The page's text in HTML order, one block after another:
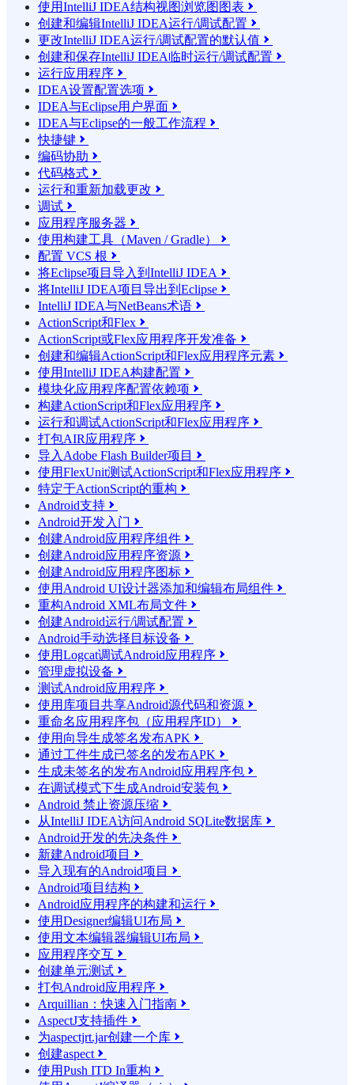
使用IntelliJ IDEA结构视图浏览图图表 
创建和编辑IntelliJ IDEA运行/调试配置 
更改IntelliJ IDEA运行/调试配置的默认值 
创建和保存IntelliJ IDEA临时运行/调试配置 
运行应用程序 
IDEA设置配置选项 
IDEA与Eclipse用户界面 
IDEA与Eclipse的一般工作流程 
快捷键 
编码协助 
代码格式 
运行和重新加载更改 
调试 
应用程序服务器 
使用构建工具（Maven / Gradle） 
配置 VCS 根 
将Eclipse项目导入到IntelliJ IDEA 
将IntelliJ IDEA项目导出到Eclipse 
IntelliJ IDEA与NetBeans术语 
ActionScript和Flex 
ActionScript或Flex应用程序开发准备 
创建和编辑ActionScript和Flex应用程序元素 
使用IntelliJ IDEA构建配置 
模块化应用程序配置依赖项 
构建ActionScript和Flex应用程序 
运行和调试ActionScript和Flex应用程序 
打包AIR应用程序 
导入Adobe Flash Builder项目 
使用FlexUnit测试ActionScript和Flex应用程序 
特定于ActionScript的重构 
Android支持 
Android开发入门 
创建Android应用程序组件 
创建Android应用程序资源 
创建Android应用程序图标 
使用Android UI设计器添加和编辑布局组件 
重构Android XML布局文件 
创建Android运行/调试配置 
Android手动选择目标设备 
使用Logcat调试Android应用程序 
管理虚拟设备 
测试Android应用程序 
使用库项目共享Android源代码和资源 
重命名应用程序包（应用程序ID） 
使用向导生成签名发布APK 
通过工件生成已签名的发布APK 
生成未签名的发布Android应用程序包 
在调试模式下生成Android安装包 
Android 禁止资源压缩 
从IntelliJ IDEA访问Android SQLite数据库 
Android开发的先决条件 
新建Android项目 
导入现有的Android项目 
Android项目结构 
Android应用程序的构建和运行 
使用Designer编辑UI布局 
使用文本编辑器编辑UI布局 
应用程序交互 
创建单元测试 
打包Android应用程序 
Arquillian：快速入门指南 
AspectJ支持插件 
为aspectjrt.jar创建一个库 
创建aspect 
使用Push ITD In重构 